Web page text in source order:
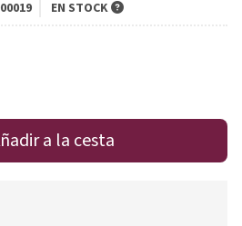
EN STOCK
a la cesta